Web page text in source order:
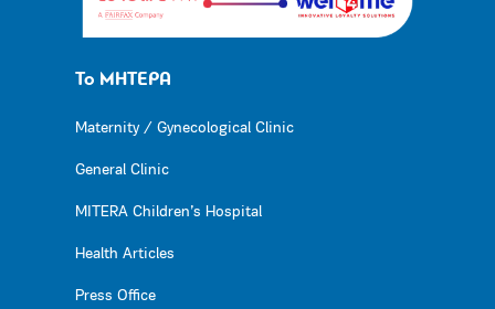
Το ΜΗΤΕΡΑ
Maternity / Gynecological Clinic
General Clinic
MITERA Children’s Hospital
Health Articles
Press Office